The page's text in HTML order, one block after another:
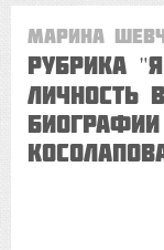
Марина
Рубрика
Личность